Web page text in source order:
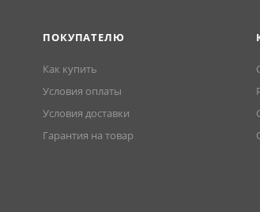
ПОКУПАТЕЛЮ
Как купить
Условия оплаты
Условия доставки
Гарантия на товар